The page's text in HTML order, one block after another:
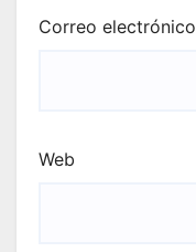
Correo electrónico
Web